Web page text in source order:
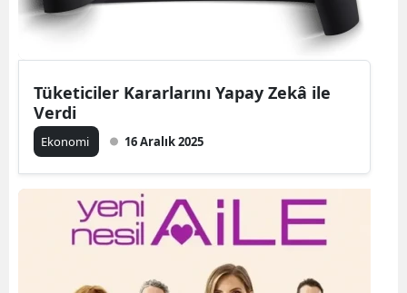
Tüketiciler Kararlarını Yapay Zekâ ile
Verdi
Ekonomi 16 Aralık 2025